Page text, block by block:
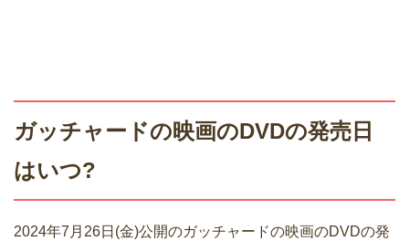
ガッチャードの映画のDVDの発売日
はいつ?
2024年7月26日(金)公開のガッチャードの映画のDVDの発